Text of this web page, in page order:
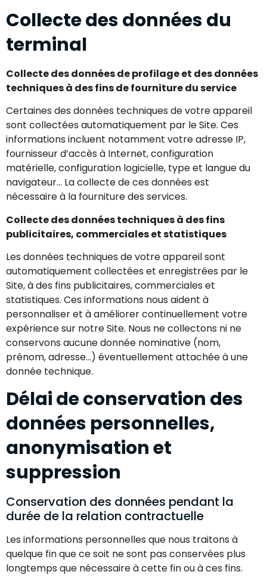
Collecte des données du
terminal
Collecte des données de profilage et des données
techniques à des fins de fourniture du service
Certaines des données techniques de votre appareil
sont collectées automatiquement par le Site. Ces
informations incluent notamment votre adresse IP,
fournisseur d’accès à Internet, configuration
matérielle, configuration logicielle, type et langue du
navigateur… La collecte de ces données est
nécessaire à la fourniture des services.
Collecte des données techniques à des fins
publicitaires, commerciales et statistiques
Les données techniques de votre appareil sont
automatiquement collectées et enregistrées par le
Site, à des fins publicitaires, commerciales et
statistiques. Ces informations nous aident à
personnaliser et à améliorer continuellement votre
expérience sur notre Site. Nous ne collectons ni ne
conservons aucune donnée nominative (nom,
prénom, adresse…) éventuellement attachée à une
donnée technique.
Délai de conservation des
données personnelles,
anonymisation et
suppression
Conservation des données pendant la
durée de la relation contractuelle
Les informations personnelles que nous traitons à
quelque fin que ce soit ne sont pas conservées plus
longtemps que nécessaire à cette fin ou à ces fins.